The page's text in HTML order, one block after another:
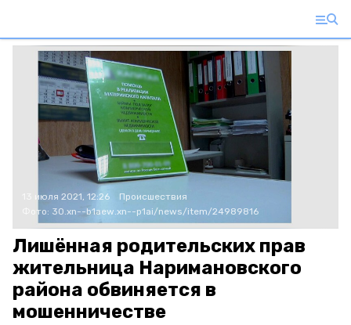
13 июля 2021, 12:26
Происшествия
Фото: 30.xn--b1aew.xn--p1ai/news/item/24989816
Лишённая родительских прав
жительница Наримановского
района обвиняется в
мошенничестве